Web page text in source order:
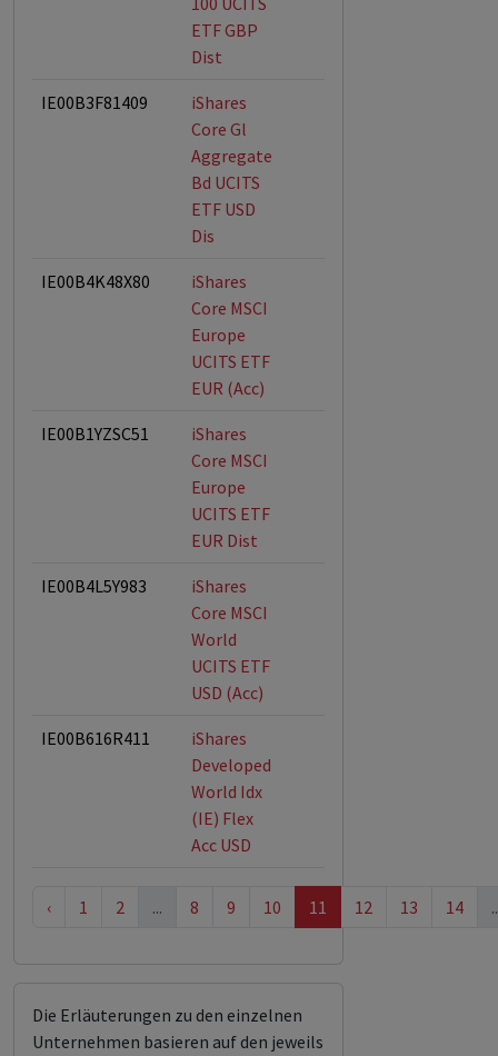
ETF GBP
Dist
IE00B3F81409
iShares
Core Gl
Aggregate
Bd UCITS
ETF USD
Dis
IE00B4K48X80
iShares
Core MSCI
Europe
UCITS ETF
EUR (Acc)
IE00B1YZSC51
iShares
Core MSCI
Europe
UCITS ETF
EUR Dist
IE00B4L5Y983
iShares
Core MSCI
World
UCITS ETF
USD (Acc)
IE00B616R411
iShares
Developed
World Idx
(IE) Flex
Acc USD
‹ 1 2 ... 8 9 10 11 12 13 14
Die Erläuterungen zu den einzelnen
Unternehmen basieren auf den jeweils